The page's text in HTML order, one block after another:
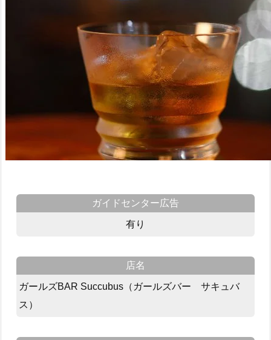
ガイドセンター広告
有り
店名
ガールズBAR Succubus（ガールズバー サキュバ
ス）